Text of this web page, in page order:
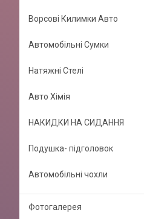
Ворсові Килимки Авто
Автомобільні Сумки
Натяжні Стелі
Авто Хімія
НАКИДКИ НА СИДАННЯ
Подушка- підголовок
Автомобільні чохли
Фотогалерея